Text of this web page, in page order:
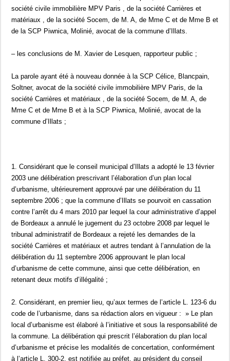
société civile immobilière MPV Paris , de la société Carrières et
matériaux , de la société Socem, de M. A, de Mme C et de Mme B et
de la SCP Piwnica, Molinié, avocat de la commune d’Illats.
– les conclusions de M. Xavier de Lesquen, rapporteur public ;
La parole ayant été à nouveau donnée à la SCP Célice, Blancpain,
Soltner, avocat de la société civile immobilière MPV Paris, de la
société Carrières et matériaux , de la société Socem, de M. A, de
Mme C et de Mme B et à la SCP Piwnica, Molinié, avocat de la
commune d’Illats ;
1. Considérant que le conseil municipal d’Illats a adopté le 13 février
2003 une délibération prescrivant l’élaboration d’un plan local
d’urbanisme, ultérieurement approuvé par une délibération du 11
septembre 2006 ; que la commune d’Illats se pourvoit en cassation
contre l’arrêt du 4 mars 2010 par lequel la cour administrative d’appel
de Bordeaux a annulé le jugement du 23 octobre 2008 par lequel le
tribunal administratif de Bordeaux a rejeté les demandes de la
société Carrières et matériaux et autres tendant à l’annulation de la
délibération du 11 septembre 2006 approuvant le plan local
d’urbanisme de cette commune, ainsi que cette délibération, en
retenant deux motifs d’illégalité ;
2. Considérant, en premier lieu, qu’aux termes de l’article L. 123-6 du
code de l’urbanisme, dans sa rédaction alors en vigueur : » Le plan
local d’urbanisme est élaboré à l’initiative et sous la responsabilité de
la commune. La délibération qui prescrit l’élaboration du plan local
d’urbanisme et précise les modalités de concertation, conformément
à l’article L. 300-2, est notifiée au préfet, au président du conseil